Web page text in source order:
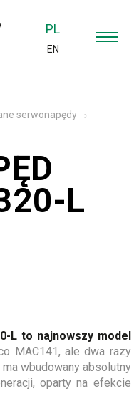
PL
EN
serwonapędy
L
L to najnowszy model
MAC141, ale dwa razy
wbudowany absolutny
oparty na efekcie